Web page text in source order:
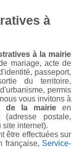
à
à la mairie
mariage, acte de
passeport,
du territoire,
permis
vous invitons à
de la mairie en
(adresse postale,
site internet).
être effectuées sur
française, Service-